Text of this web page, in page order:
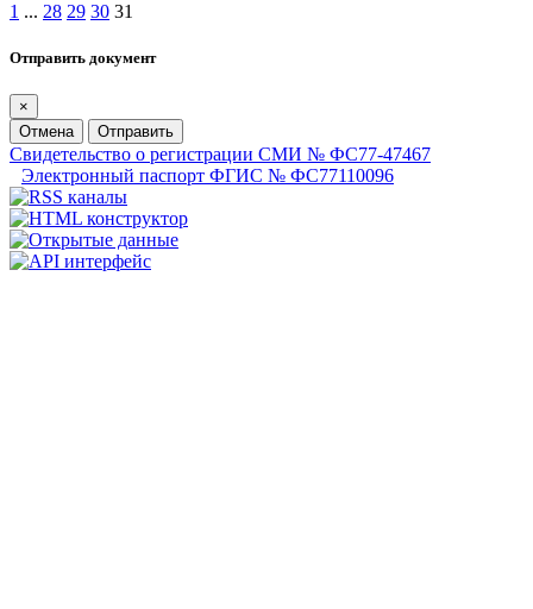
1 ... 28 29 30 31
Отправить документ
×
Отмена
Отправить
Свидетельство о регистрации СМИ № ФС77-47467
Электронный паспорт ФГИС № ФС77110096